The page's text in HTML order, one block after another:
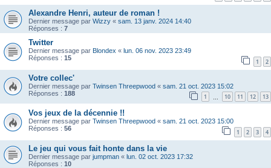
Alexandre Henri, auteur de roman !
Dernier message par Wizzy « sam. 13 janv. 2024 14:40
Réponses : 7
Twitter
Dernier message par Blondex « lun. 06 nov. 2023 23:49
Réponses : 15 1 2
Votre collec'
Dernier message par Twinsen Threepwood « sam. 21 oct. 2023 15:02
Réponses : 188 1 10 11 12 13
Vos jeux de la décennie !!
Dernier message par Twinsen Threepwood « sam. 21 oct. 2023 15:00
Réponses : 56 1 2 3 4
Le jeu qui vous fait honte dans la vie
Dernier message par jumpman « lun. 02 oct. 2023 17:32
Réponses : 10